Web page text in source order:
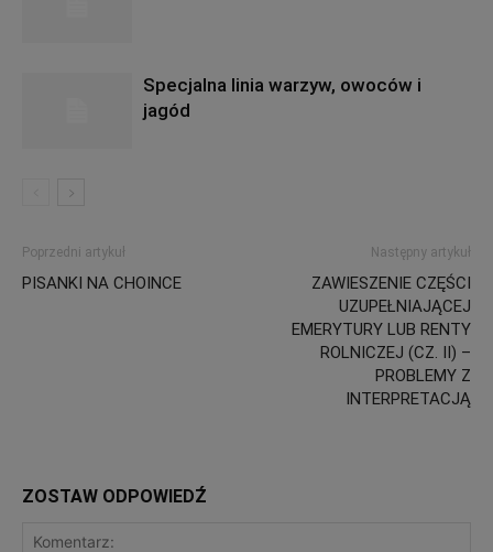
Specjalna linia warzyw, owoców i
jagód
Poprzedni artykuł
PISANKI NA CHOINCE
Następny artykuł
ZAWIESZENIE CZĘŚCI
UZUPEŁNIAJĄCEJ
EMERYTURY LUB RENTY
ROLNICZEJ (CZ. II) –
PROBLEMY Z
INTERPRETACJĄ
ZOSTAW ODPOWIEDŹ